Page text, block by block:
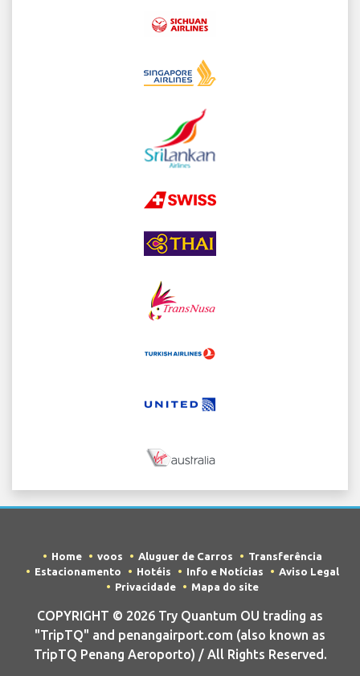
Home voos Aluguer de Carros
Transferência
Estacionamento
Hotéis Info e Notícias
Aviso Legal
Privacidade
Mapa do site
COPYRIGHT © 2026 Try Quantum OU trading as
"TripTQ" and penangairport.com (also known as
TripTQ Penang Aeroporto) / All Rights Reserved.